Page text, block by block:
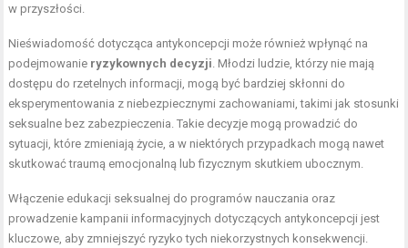
w przyszłości.
Nieświadomość dotycząca antykoncepcji może również wpłynąć na
podejmowanie ryzykownych decyzji . Młodzi ludzie, którzy nie mają
dostępu do rzetelnych informacji, mogą być bardziej skłonni do
eksperymentowania z niebezpiecznymi zachowaniami, takimi jak stosunki
seksualne bez zabezpieczenia. Takie decyzje mogą prowadzić do
sytuacji, które zmieniają życie, a w niektórych przypadkach mogą nawet
skutkować traumą emocjonalną lub fizycznym skutkiem ubocznym.
Włączenie edukacji seksualnej do programów nauczania oraz
prowadzenie kampanii informacyjnych dotyczących antykoncepcji jest
kluczowe, aby zmniejszyć ryzyko tych niekorzystnych konsekwencji.